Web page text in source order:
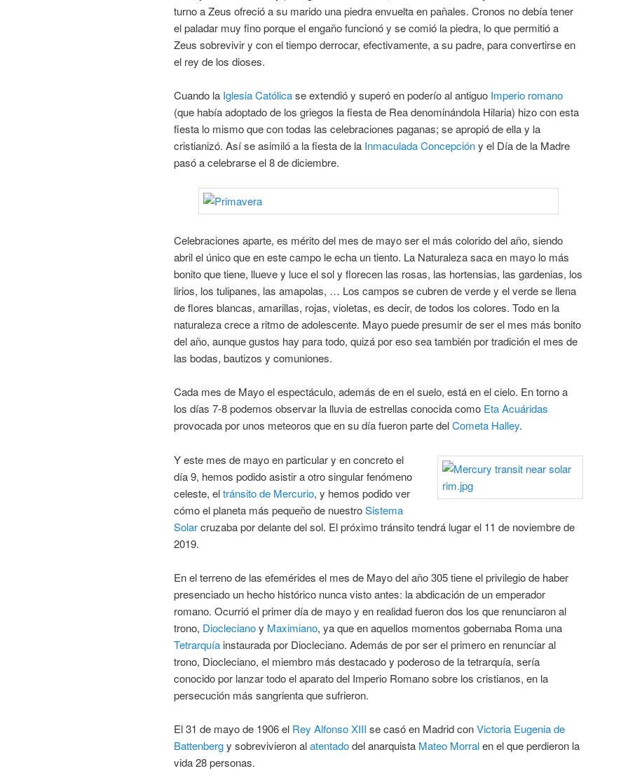
turno a Zeus ofreció a su marido una piedra envuelta en pañales. Cronos no debía tener
el paladar muy fino porque el engaño funcionó y se comió la piedra, lo que permitió a
Zeus sobrevivir y con el tiempo derrocar, efectivamente, a su padre, para convertirse en
el rey de los dioses.
Cuando la Iglesia Católicase extendió y superó en poderío al antiguo Imperio romano
(que había adoptado de los griegos la fiesta de Rea denominándola Hilaria) hizo con esta
fiesta lo mismo que con todas las celebraciones paganas; se apropió de ella y la
cristianizó. Así se asimiló a la fiesta de la Inmaculada Concepcióny el Día de la Madre
pasó a celebrarse el 8 de diciembre.
Celebraciones aparte, es mérito del mes de mayo ser el más colorido del año, siendo
abril el único que en este campo le echa un tiento. La Naturaleza saca en mayo lo más
bonito que tiene, llueve y luce el sol y florecen las rosas, las hortensias, las gardenias, los
lirios, los tulipanes, las amapolas, … Los campos se cubren de verde y el verde se llena
de flores blancas, amarillas, rojas, violetas, es decir, de todos los colores. Todo en la
naturaleza crece a ritmo de adolescente. Mayo puede presumir de ser el mes más bonito
del año, aunque gustos hay para todo, quizá por eso sea también por tradición el mes de
las bodas, bautizos y comuniones.
Cada mes de Mayo el espectáculo, además de en el suelo, está en el cielo. En torno a
los días 7-8 podemos observar la lluvia de estrellas conocida como Eta Acuáridas
provocada por unos meteoros que en su día fueron parte delCometa Halley.
Y este mes de mayo en particular y en concreto el
día 9, hemos podido asistir a otro singular fenómeno
celeste, eltránsito de Mercurio, y hemos podido ver
cómo el planeta más pequeño de nuestroSistema
Solarcruzaba por delante del sol. El próximo tránsito tendrá lugar el 11 de noviembre de
2019.
En el terreno de las efemérides el mes de Mayo del año 305 tiene el privilegio de haber
presenciado un hecho histórico nunca visto antes: la abdicación de un emperador
romano. Ocurrió el primer día de mayo y en realidad fueron dos los que renunciaron al
trono, Dioclecianoy Maximiano, ya que en aquellos momentos gobernaba Roma una
Tetrarquía instaurada por Diocleciano. Además de por ser el primero en renunciar al
trono, Diocleciano, el miembro más destacado y poderoso de la tetrarquía, sería
conocido por lanzar todo el aparato del Imperio Romano sobre los cristianos, en la
persecución más sangrienta que sufrieron.
El 31 de mayo de 1906 el Rey Alfonso XIII se casó en Madrid conVictoria Eugenia de
Battenbergy sobrevivieron alatentadodel anarquista Mateo Morralen el que perdieron la
vida 28 personas.